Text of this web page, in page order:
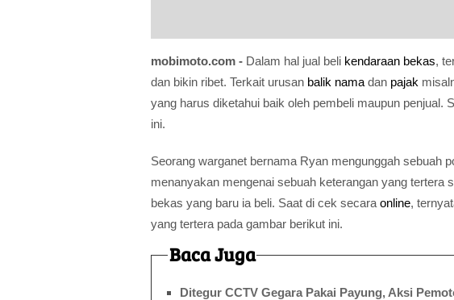
mobimoto.com - Dalam hal jual beli kendaraan bekas,
dan bikin ribet. Terkait urusan balik nama dan pajak
yang harus diketahui baik oleh pembeli maupun penjual.
ini.
Seorang warganet bernama Ryan mengunggah sebuah
menanyakan mengenai sebuah keterangan yang tertera
bekas yang baru ia beli. Saat di cek secara online,
yang tertera pada gambar berikut ini.
Baca Juga
Ditegur CCTV Gegara Pakai Payung, Aksi